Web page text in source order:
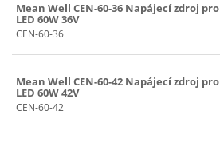
Mean Well CEN-60-36 Napájecí zdroj pro
LED 60W 36V
CEN-60-36
Mean Well CEN-60-42 Napájecí zdroj pro
LED 60W 42V
CEN-60-42